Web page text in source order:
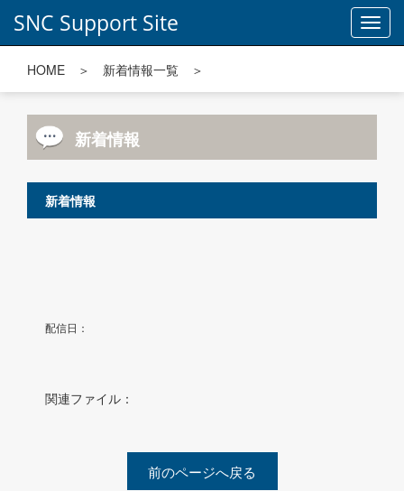
SNC Support Site
HOME ＞ 新着情報一覧 ＞
新着情報
新着情報
配信日：
関連ファイル：
前のページへ戻る